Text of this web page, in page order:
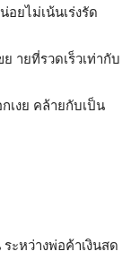
ยไม่เน้นเร่งรัด
ายที่รวดเร็วเท่ากับ
เงย คล้ายกับเป็น
ะหว่างพ่อค้าเงินสด